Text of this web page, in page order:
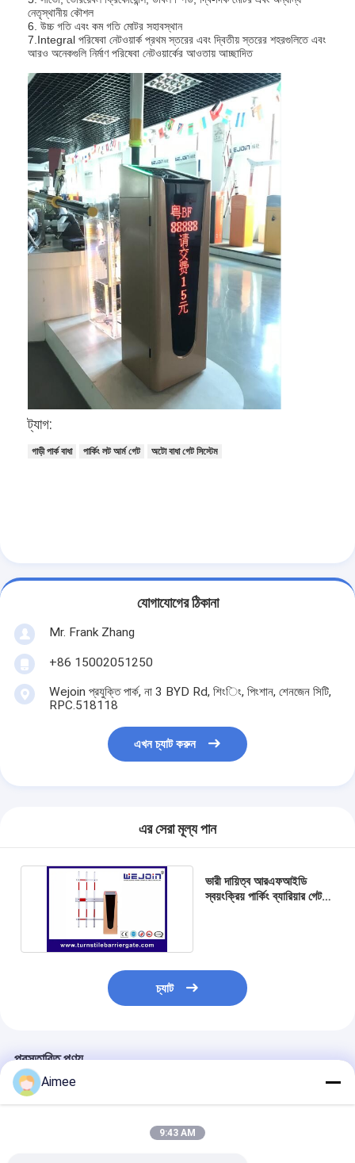
বাড়ি
পণ্য
ভিডিও
আমাদের সম্বন্ধে
কারখানা পরিদর্শন
গুণমান নিয়ন্ত্রণ
খবর
মামলা
এখন চ্যাট করুন
turnstile ব্যারিয়ার গেইট
পার্কিং ব্যারিয়ার গেট
স্বয়ংক্রিয় ব্যারিয়ার গেইট
অ-বসন্ত বাধা গেট
তাড়নজাত ব্যারিয়ার গেইট
সুইং ব্যারিচার গেট
নেতৃস্থানীয় কৌশল
6. উচ্চ গতি এবং কম গতি মোটর সহাবস্থান
7.Integral পরিষেবা নেটওয়ার্ক প্রথম স্তরের এবং দ্বিতীয় স্তরের শহরগুলিতে এবং
আরও অনেকগুলি নির্মাণ পরিষেবা নেটওয়ার্কের আওতায় আচ্ছাদিত
ট্যাগ:
গাড়ী পার্ক বাধা পার্কিং লট আর্ম গেট অটো বাধা গেট সিস্টেম
যোগাযোগের ঠিকানা
Mr. Frank Zhang
+86 15002051250
Wejoin প্রযুক্তি পার্ক, না 3 BYD Rd, শিংিং, পিংশান, শেনজেন সিটি,
RPC.518118
এখন চ্যাট করুন
এর সেরা মূল্য পান
ভারী দায়িত্ব আরএফআইডি
স্বয়ংক্রিয় পার্কিং ব্যারিয়ার গেট
চ্যাট
প্রস্তাবিত পণ্য
Aimee
9:43 AM